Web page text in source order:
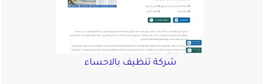
شركة تنظيف بالاحساء